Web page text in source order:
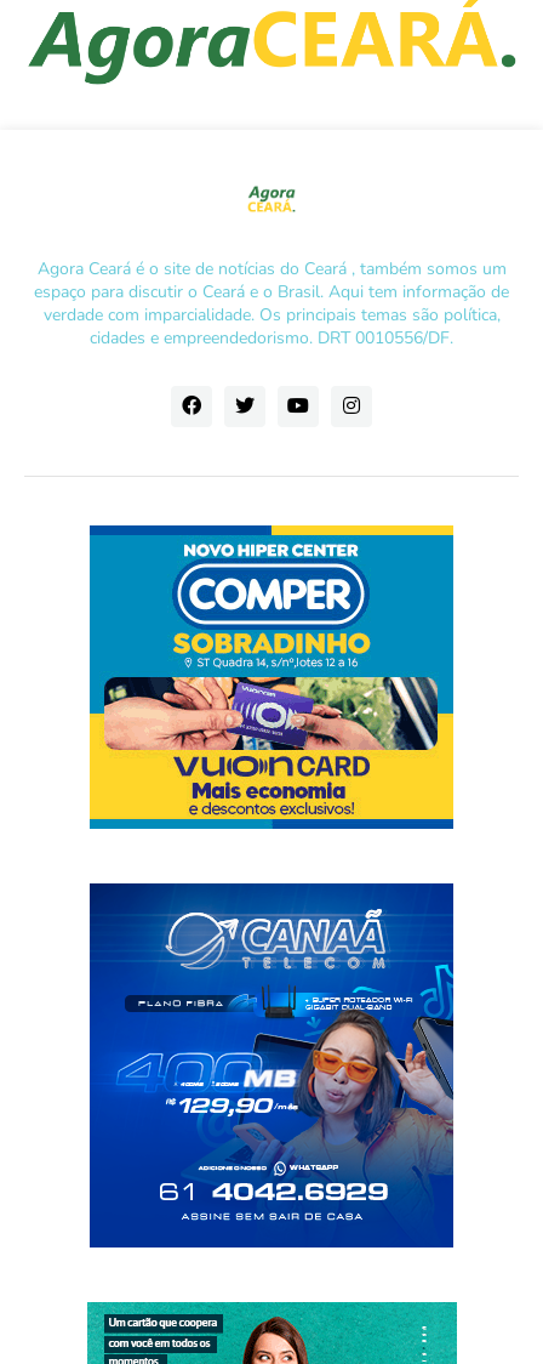
Agora Ceará é o site de notícias do Ceará , também somos um
espaço para discutir o Ceará e o Brasil. Aqui tem informação de
verdade com imparcialidade. Os principais temas são política,
cidades e empreendedorismo. DRT 0010556/DF.